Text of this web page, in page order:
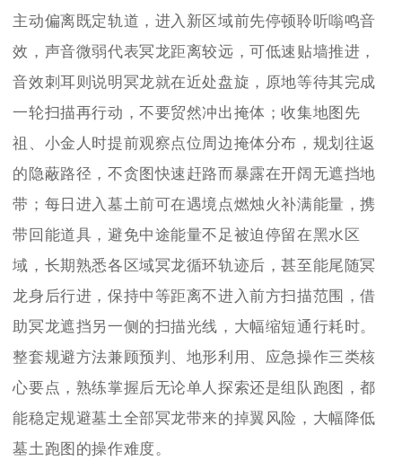
主动偏离既定轨道，进入新区域前先停顿聆听嗡鸣音
效，声音微弱代表冥龙距离较远，可低速贴墙推进，
音效刺耳则说明冥龙就在近处盘旋，原地等待其完成
一轮扫描再行动，不要贸然冲出掩体；收集地图先
祖、小金人时提前观察点位周边掩体分布，规划往返
的隐蔽路径，不贪图快速赶路而暴露在开阔无遮挡地
带；每日进入墓土前可在遇境点燃烛火补满能量，携
带回能道具，避免中途能量不足被迫停留在黑水区
域，长期熟悉各区域冥龙循环轨迹后，甚至能尾随冥
龙身后行进，保持中等距离不进入前方扫描范围，借
助冥龙遮挡另一侧的扫描光线，大幅缩短通行耗时。
整套规避方法兼顾预判、地形利用、应急操作三类核
心要点，熟练掌握后无论单人探索还是组队跑图，都
能稳定规避墓土全部冥龙带来的掉翼风险，大幅降低
墓土跑图的操作难度。